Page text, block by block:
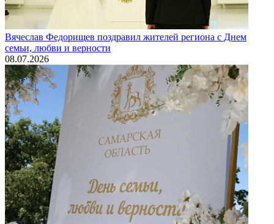
Вячеслав Федорищев поздравил жителей региона с Днем
семьи, любви и верности
08.07.2026